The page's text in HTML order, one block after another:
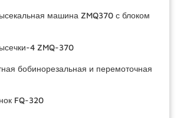
машина ZMQ370 с блоком
4 ZMQ-370
бобинорезальная и перемоточная
FQ-320